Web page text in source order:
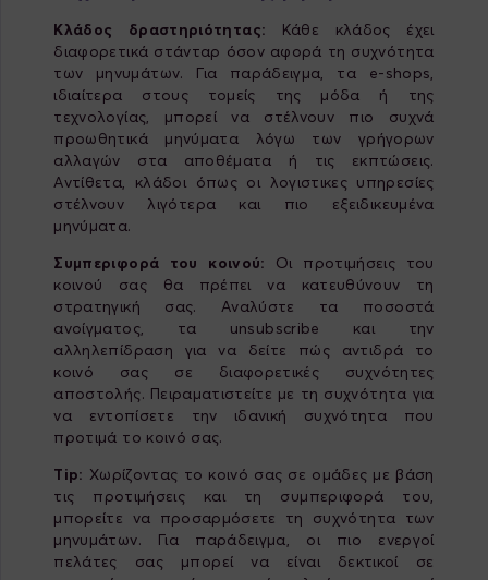
Κλάδος δραστηριότητας: Κάθε κλάδος έχει
διαφορετικά στάνταρ όσον αφορά τη συχνότητα
των μηνυμάτων. Για παράδειγμα, τα e-shops,
ιδιαίτερα στους τομείς της μόδα ή της
τεχνολογίας, μπορεί να στέλνουν πιο συχνά
προωθητικά μηνύματα λόγω των γρήγορων
αλλαγών στα αποθέματα ή τις εκπτώσεις.
Αντίθετα, κλάδοι όπως οι λογιστικες υπηρεσίες
στέλνουν λιγότερα και πιο εξειδικευμένα
μηνύματα.
Συμπεριφορά του κοινού: Οι προτιμήσεις του
κοινού σας θα πρέπει να κατευθύνουν τη
στρατηγική σας. Αναλύστε τα ποσοστά
ανοίγματος, τα unsubscribe και την
αλληλεπίδραση για να δείτε πώς αντιδρά το
κοινό σας σε διαφορετικές συχνότητες
αποστολής. Πειραματιστείτε με τη συχνότητα για
να εντοπίσετε την ιδανική συχνότητα που
προτιμά το κοινό σας.
Tip: Χωρίζοντας το κοινό σας σε ομάδες με βάση
τις προτιμήσεις και τη συμπεριφορά του,
μπορείτε να προσαρμόσετε τη συχνότητα των
μηνυμάτων. Για παράδειγμα, οι πιο ενεργοί
πελάτες σας μπορεί να είναι δεκτικοί σε